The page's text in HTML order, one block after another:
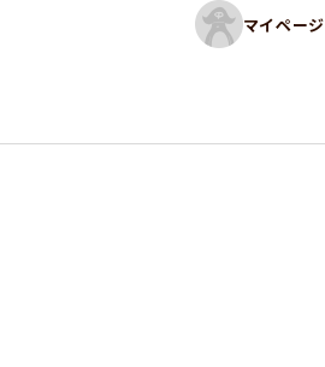
マイページ